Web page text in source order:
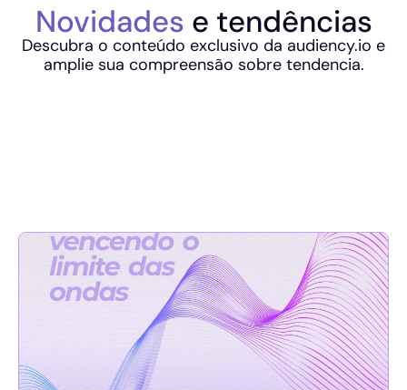
Novidades e tendências
Descubra o conteúdo exclusivo da audiency.io e
amplie sua compreensão sobre tendencia.